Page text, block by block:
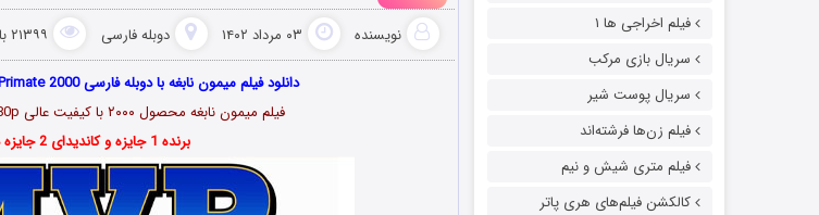
فیلم اخراجی ها ۱
سریال بازی مرکب
سریال پوست شیر
فیلم زن‌ها فرشته‌اند
فیلم متری شیش و نیم
کالکشن فیلم‌های هری پاتر
نویسنده ۰۳ مرداد ۱۴۰۲ دوبله فارسی ۲۱۳۹۹ بازدید
دانلود فیلم میمون نابغه با دوبله فارسی MVP: Most Valuable Primate 2000
فیلم میمون نابغه محصول ۲۰۰۰ با کیفیت عالی 1080p & 720p & 480p
برنده 1 جایزه و کاندیدای 2 جایزه دیگر